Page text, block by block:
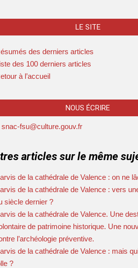
LE SITE
des derniers articles
des 100 derniers articles
à l’accueil
NOUS ÉCRIRE
snac-fsu@culture.gouv.fr
articles sur le même
de la cathédrale de Valence : on ne
de la cathédrale de Valence : vers
siècle dernier ?
de la cathédrale de Valence. Une
de patrimoine historique. Une
l’archéologie préventive.
de la cathédrale de Valence : mais
?